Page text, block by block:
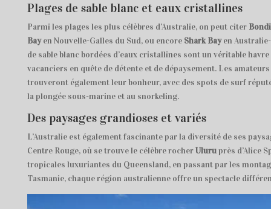
Plages de sable blanc et eaux cristallines
Parmi les plages les plus célèbres d’Australie, on peut citer
Bayen Nouvelle-Galles du Sud, ou encore Shark Bayen
de sable blanc bordées d’eaux cristallines sont un véritable
vacanciers en quête de détente et de dépaysement. Les
trouveront également leur bonheur, avec des spots de surf
la plongée sous-marine et au snorkeling.
Des paysages grandioses et variés
L’Australie est également fascinante par la diversité de ses
Centre Rouge, où se trouve le célèbre rocherUluruprès d’Alice
tropicales luxuriantes du Queensland, en passant par les
Tasmanie, chaque région australienne offre un spectacle